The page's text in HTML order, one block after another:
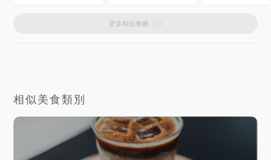
更多相似餐廳
相似美食類別